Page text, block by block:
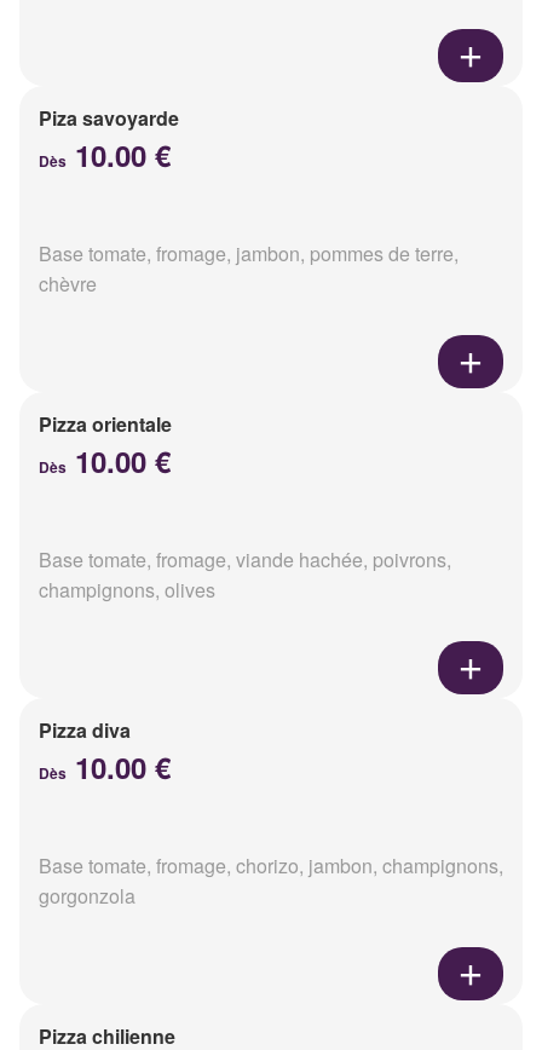
Piza savoyarde
Dès 10.00 €
Base tomate, fromage, jambon, pommes de terre,
chèvre
Pizza orientale
Dès 10.00 €
Base tomate, fromage, viande hachée, poivrons,
champignons, olives
Pizza diva
Dès 10.00 €
Base tomate, fromage, chorizo, jambon, champignons,
gorgonzola
Pizza chilienne